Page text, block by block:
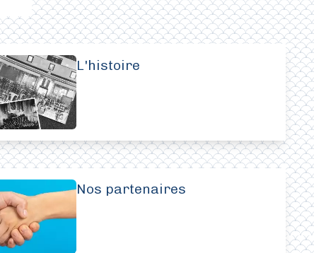
L'histoire
Nos partenaires